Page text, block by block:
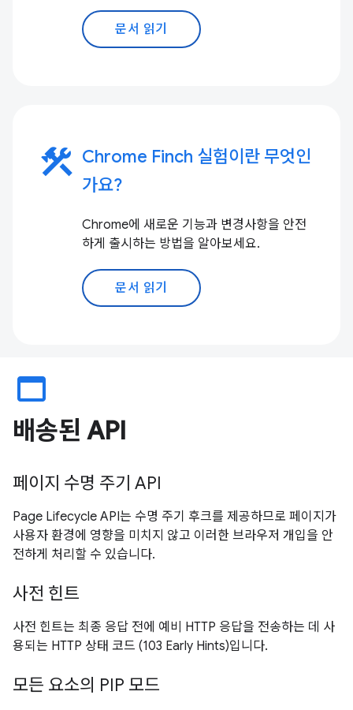
문서 읽기
construction Chrome Finch 실험이란 무엇인
가요?
Chrome에 새로운 기능과 변경사항을 안전
하게 출시하는 방법을 알아보세요.
문서 읽기
web_asset
배송된 API
페이지 수명 주기 API
Page Lifecycle API는 수명 주기 후크를 제공하므로 페이지가
사용자 환경에 영향을 미치지 않고 이러한 브라우저 개입을 안
전하게 처리할 수 있습니다.
사전 힌트
사전 힌트는 최종 응답 전에 예비 HTTP 응답을 전송하는 데 사
용되는 HTTP 상태 코드 (103 Early Hints)입니다.
모든 요소의 PIP 모드